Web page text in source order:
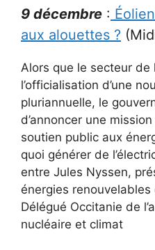
9 décembre :
aux alouettes ?
Alors que le secteur de
l’officialisation d’une
pluriannuelle, le
d’annoncer une
soutien public aux
quoi générer de
entre Jules Nyssen,
énergies renouvelables
Délégué Occitanie de
nucléaire et climat